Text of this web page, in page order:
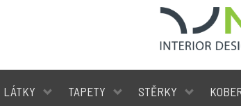
LÁTKY TAPETY STĚRKY